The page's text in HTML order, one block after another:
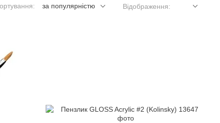
за популярністю Відображення: